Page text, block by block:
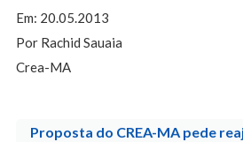
Em: 20.05.2013
Por Rachid Sauaia
Crea-MA
Proposta do CREA-MA pede